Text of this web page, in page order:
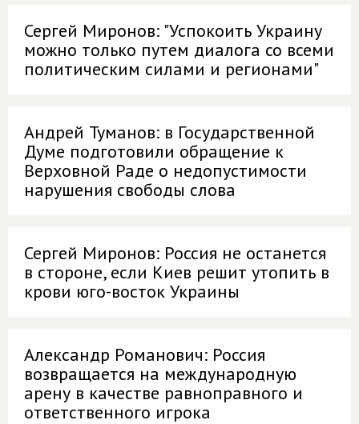
Сергей Миронов: "Успокоить Украину
можно только путем диалога со всеми
политическим силами и регионами"
Андрей Туманов: в Государственной
Думе подготовили обращение к
Верховной Раде о недопустимости
нарушения свободы слова
Сергей Миронов: Россия не останется
в стороне, если Киев решит утопить в
крови юго-восток Украины
Александр Романович: Россия
возвращается на международную
арену в качестве равноправного и
ответственного игрока